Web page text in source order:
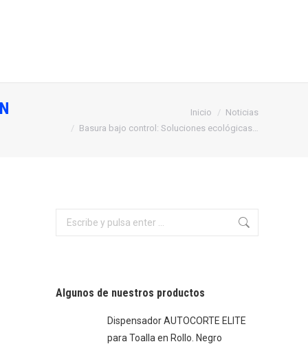
Inicio
Noticias
Basura bajo control: Soluciones ecológicas…
Buscar:
Algunos de nuestros productos
Dispensador AUTOCORTE ELITE
para Toalla en Rollo. Negro